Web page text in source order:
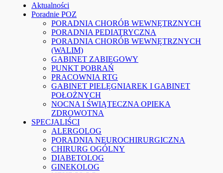
Aktualności
Poradnie POZ
PORADNIA CHORÓB WEWNĘTRZNYCH
PORADNIA PEDIATRYCZNA
PORADNIA CHORÓB WEWNĘTRZNYCH
(WALIM)
GABINET ZABIEGOWY
PUNKT POBRAŃ
PRACOWNIA RTG
GABINET PIELĘGNIAREK I GABINET
POŁOŻNYCH
NOCNA I ŚWIĄTECZNA OPIEKA
ZDROWOTNA
SPECJALIŚCI
ALERGOLOG
PORADNIA NEUROCHIRURGICZNA
CHIRURG OGÓLNY
DIABETOLOG
GINEKOLOG